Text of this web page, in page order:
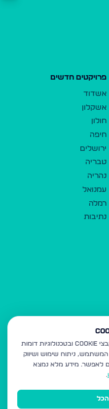
פרויקטים חדשים
אשדוד
אשקלון
חולון
חיפה
ירושלים
טבריה
נהריה
עמנואל
רמלה
נתיבות
אתר רשות היחיד עושה שימוש בקבצי Cookie ובטכנולוגיות דומות
ניתוח שימוש ושיווק
לאפשר. מידע מלא נמצא
.